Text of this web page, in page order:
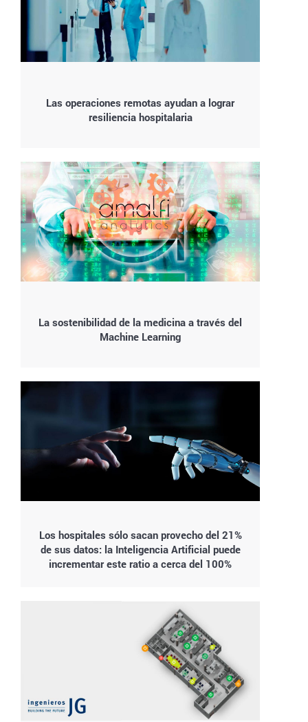
Las operaciones remotas ayudan a lograr
resiliencia hospitalaria
La sostenibilidad de la medicina a través del
Machine Learning
Los hospitales sólo sacan provecho del 21%
de sus datos: la Inteligencia Artificial puede
incrementar este ratio a cerca del 100%